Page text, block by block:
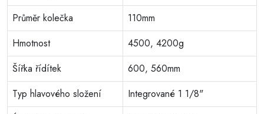
Průměr kolečka
110mm
Hmotnost
4500, 4200g
Šířka řídítek
600, 560mm
Typ hlavového složení
Integrované 1 1/8"